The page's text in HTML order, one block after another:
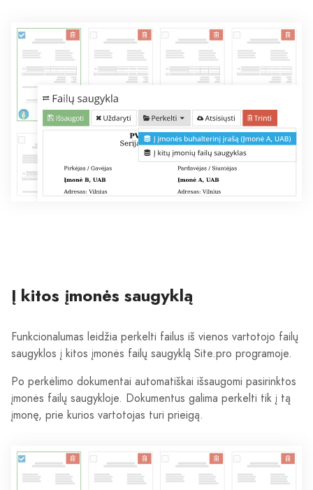
Į kitos įmonės saugyklą
Funkcionalumas leidžia perkelti failus iš vienos vartotojo failų
saugyklos į kitos įmonės failų saugyklą Site.pro programoje.
Po perkėlimo dokumentai automatiškai išsaugomi pasirinktos
įmonės failų saugykloje. Dokumentus galima perkelti tik į tą
įmonę, prie kurios vartotojas turi prieigą.